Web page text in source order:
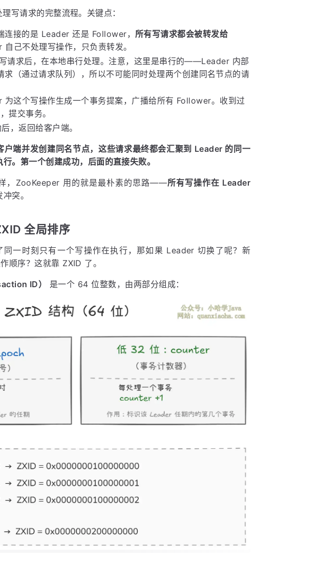
写请求的完整流程。关键点：
连接的是 Leader 还是 Follower， 所有写请求都会被转发给
己不处理写操作，只负责转发。
请求后，在本地串行处理。注意，这里是串行的——Leader 内部
求（通过请求队列），所以不可能同时处理两个创建同名节点的请
为这个写操作生成一个事务提案，广播给所有 Follower。收到过
提交事务。
，返回给客户端。
户端并发创建同名节点，这些请求最终都会汇聚到 Leader 的同一
。第一个创建成功，后面的直接失败。
，ZooKeeper 用的就是最朴素的思路——所有写操作在 Leader
突。
全局排序
同一时刻只有一个写操作在执行，那如果 Leader 切换了呢？新
顺序？这就靠 ZXID 了。
ID） 是一个 64 位整数，由两部分组成：